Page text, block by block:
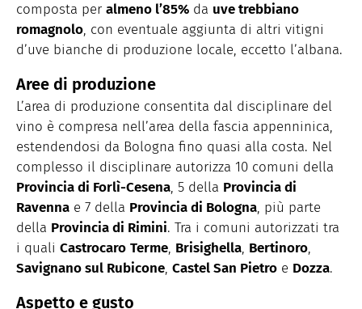
composta per almeno l’85% da uve trebbiano
romagnolo, con eventuale aggiunta di altri vitigni
d’uve bianche di produzione locale, eccetto l’albana.
Aree di produzione
L’area di produzione consentita dal disciplinare del
vino è compresa nell’area della fascia appenninica,
estendendosi da Bologna fino quasi alla costa. Nel
complesso il disciplinare autorizza 10 comuni della
Provincia di Forlì-Cesena, 5 della Provincia di
Ravenna e 7 della Provincia di Bologna, più parte
della Provincia di Rimini. Tra i comuni autorizzati tra
i quali Castrocaro Terme, Brisighella, Bertinoro,
Savignano sul Rubicone, Castel San Pietro e Dozza.
Aspetto e gusto